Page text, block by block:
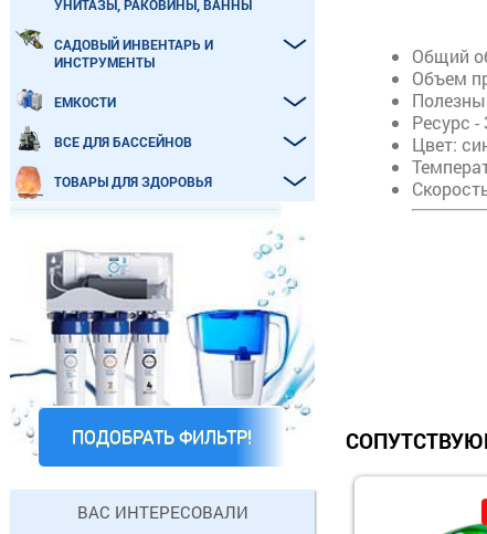
Общий
Объем
Ресурс -
Цвет:
УНИТАЗЫ, РАКОВИНЫ, ВАННЫ
САДОВЫЙ ИНВЕНТАРЬ И
ИНСТРУМЕНТЫ
ЕМКОСТИ
ВСЕ ДЛЯ БАССЕЙНОВ
ТОВАРЫ ДЛЯ ЗДОРОВЬЯ
ПОДОБРАТЬ ФИЛЬТР!
ВАС ИНТЕРЕСОВАЛИ